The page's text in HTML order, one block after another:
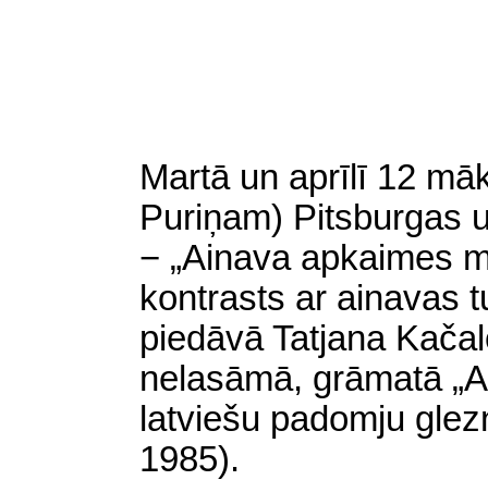
Martā un aprīlī 12
Puriņam) Pitsburgas
− „Ainava apkaimes
kontrasts ar ainavas
piedāvā Tatjana
nelasāmā, grāmatā
latviešu padomju
1985).